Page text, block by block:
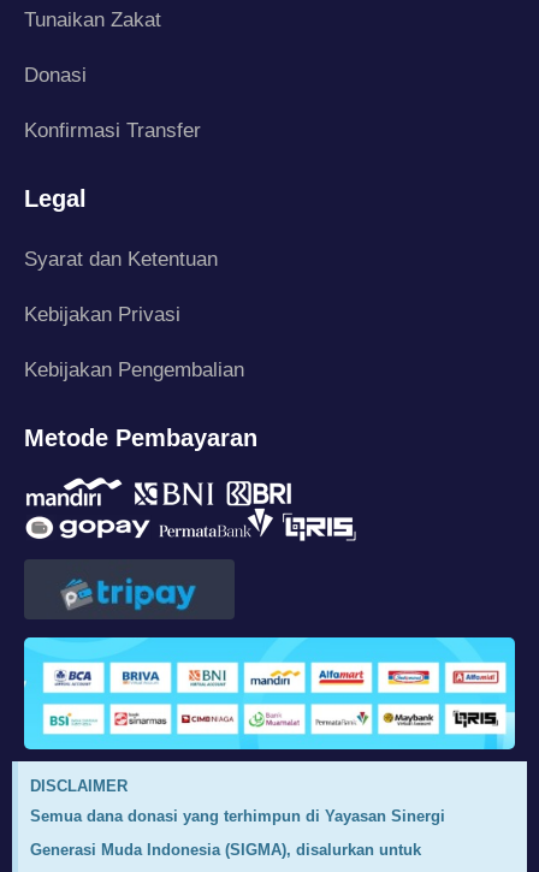
Tunaikan Zakat
Donasi
Konfirmasi Transfer
Legal
Syarat dan Ketentuan
Kebijakan Privasi
Kebijakan Pengembalian
Metode Pembayaran
DISCLAIMER
Semua dana donasi yang terhimpun di Yayasan Sinergi
Generasi Muda Indonesia (SIGMA), disalurkan untuk